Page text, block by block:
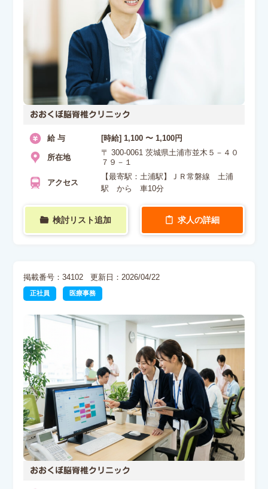
おおくぼ脳脊椎クリニック
給 与 [時給] 1,100 〜 1,100円
所在地
〒 300-0061 茨城県土浦市並木５－４０
７９－１
アクセス
【最寄駅：土浦駅】ＪＲ常磐線 土浦
駅 から 車10分
検討リスト追加 求人の詳細
掲載番号：34102 更新日：2026/04/22
正社員 医療事務
おおくぼ脳脊椎クリニック